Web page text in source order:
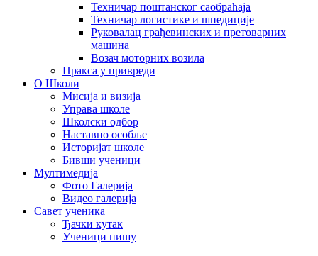
Техничар поштанског саобраћаја
Техничар логистике и шпедиције
Руковалац грађевинских и претоварних
машина
Возач моторних возила
Пракса у привреди
О Школи
Мисија и визија
Управа школе
Школски одбор
Наставно особље
Историјат школе
Бивши ученици
Мултимедија
Фото Галерија
Видео галерија
Савет ученика
Ђачки кутак
Ученици пишу